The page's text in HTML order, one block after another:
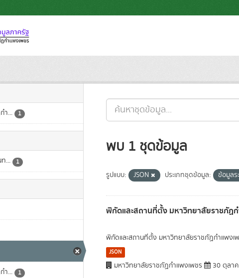
ำ... 1
... 1
ำ... 1
พบ 1 ชุดข้อมูล
รูปแบบ: JSON ประเภทชุดข้อมูล: ข้อมูลร
พิกัดและสถานที่ตั้ง มหาวิทยาลัยราชภัฏ
พิกัดและสถานที่ตั้ง มหาวิทยาลัยราชภัฏกำแพงเ
JSON
มหาวิทยาลัยราชภัฏกำแพงเพชร 30 ตุลา